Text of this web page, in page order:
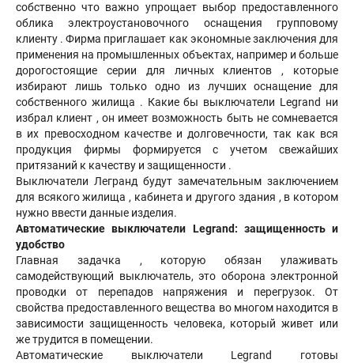
собственно что важно упрощает выбор предоставленного
облика электроустановочного оснащения групповому
клиенту . Фирма приглашает как экономные заключения для
применения на промышленных объектах, например и больше
дорогостоящие серии для личных клиентов , которые
избирают лишь только одно из лучших оснащение для
собственного жилища . Какие бы выключатели Legrand ни
избрал клиент , он имеет возможность быть не сомневается
в их превосходном качестве и долговечности, так как вся
продукция фирмы формируется с учетом свежайших
притязаний к качеству и защищенности .
Выключатели Легранд будут замечательным заключением
для всякого жилища , кабинета и другого здания , в котором
нужно ввести данные изделия.
Автоматические выключатели Legrand: защищенность и
удобство
Главная задачка , которую обязан улаживать
самодействующий выключатель, это оборона электронной
проводки от перепадов напряжения и перегрузок. От
свойства предоставленного вещества во многом находится в
зависимости защищенность человека, который живет или
же трудится в помещении.
Автоматические выключатели Legrand готовы